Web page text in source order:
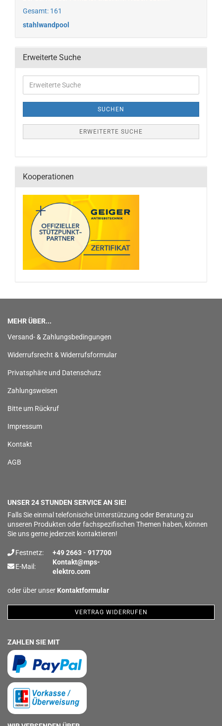
Gesamt: 161
stahlwandpool
Erweiterte Suche
SUCHEN
ERWEITERTE SUCHE
Kooperationen
MEHR ÜBER...
Versand- & Zahlungsbedingungen
Widerrufsrecht & Widerrufsformular
Privatsphäre und Datenschutz
Zahlungsweisen
Bitte um Rückruf
Impressum
Kontakt
AGB
UNSER 24 STUNDEN SERVICE AN SIE!
Falls Sie einmal telefonische Unterstützung oder Beratung zu
unseren Produkten oder fachspezifischen Themen haben, können
Sie uns gerne jederzeit kontaktieren!
Festnetz:
+49 2663 - 917700
E-Mail:
Kontakt@mps-
elektro.com
oder über unser Kontaktformular
VERTRAG WIDERRUFEN
ZAHLEN SIE MIT